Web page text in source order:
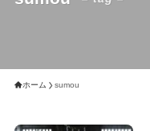
ホーム sumou